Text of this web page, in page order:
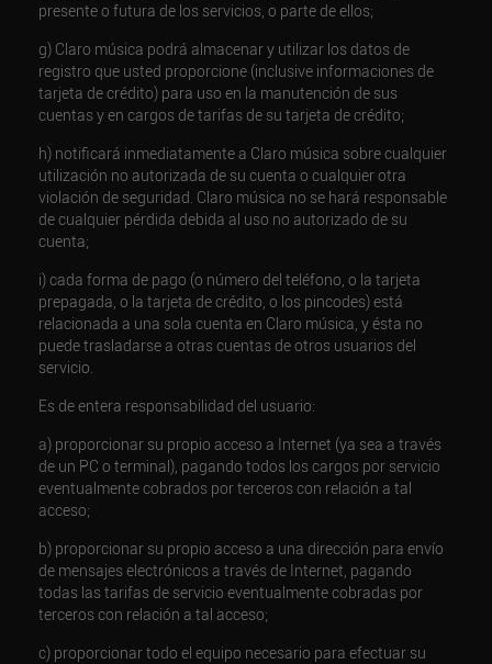
presente o futura de los servicios, o parte de ellos;
g) Claro música podrá almacenar y utilizar los datos de
registro que usted proporcione (inclusive informaciones de
tarjeta de crédito) para uso en la manutención de sus
cuentas y en cargos de tarifas de su tarjeta de crédito;
h) notificará inmediatamente a Claro música sobre cualquier
utilización no autorizada de su cuenta o cualquier otra
violación de seguridad. Claro música no se hará responsable
de cualquier pérdida debida al uso no autorizado de su
cuenta;
i) cada forma de pago (o número del teléfono, o la tarjeta
prepagada, o la tarjeta de crédito, o los pincodes) está
relacionada a una sola cuenta en Claro música, y ésta no
puede trasladarse a otras cuentas de otros usuarios del
servicio.
Es de entera responsabilidad del usuario:
a) proporcionar su propio acceso a Internet (ya sea a través
de un PC o terminal), pagando todos los cargos por servicio
eventualmente cobrados por terceros con relación a tal
acceso;
b) proporcionar su propio acceso a una dirección para envío
de mensajes electrónicos a través de Internet, pagando
todas las tarifas de servicio eventualmente cobradas por
terceros con relación a tal acceso;
c) proporcionar todo el equipo necesario para efectuar su